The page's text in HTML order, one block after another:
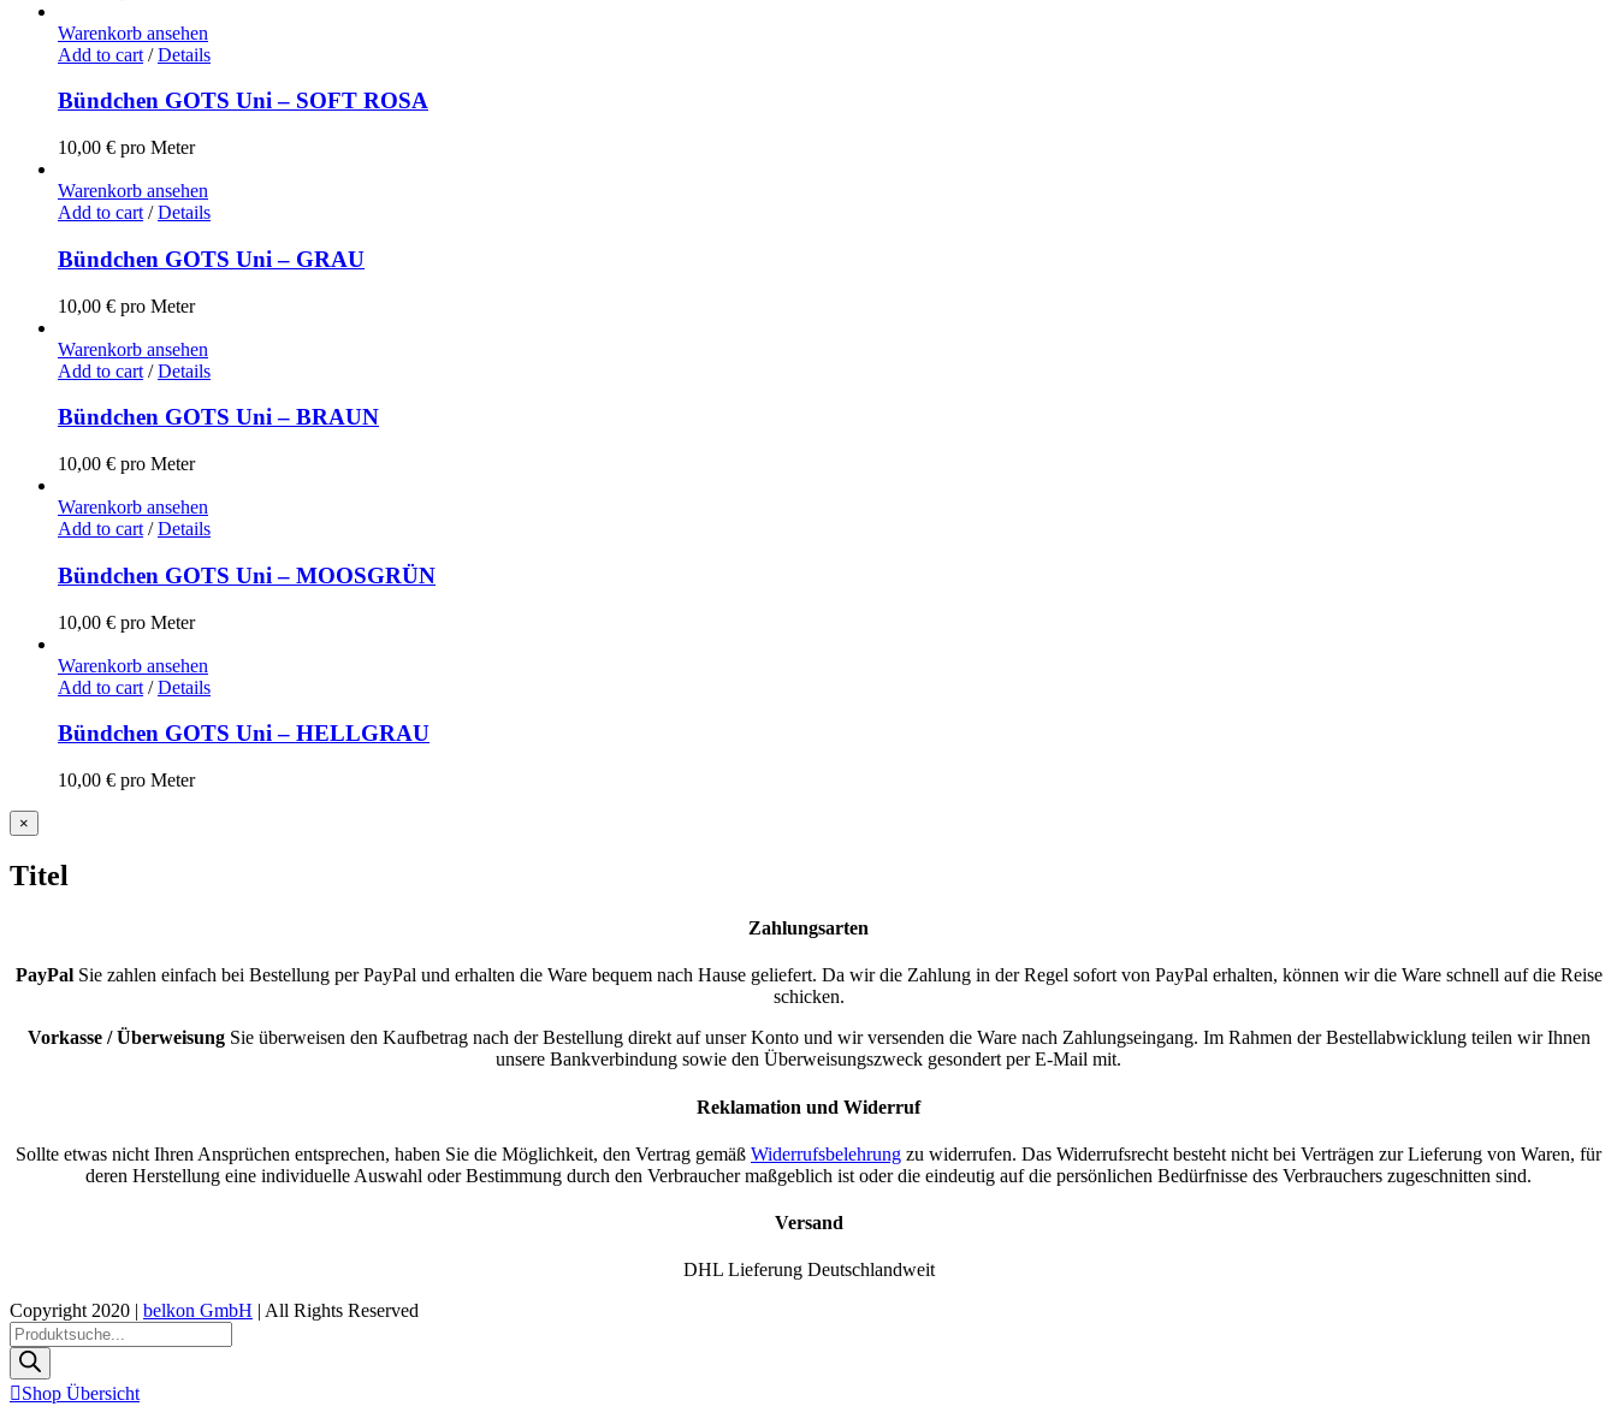
Warenkorb ansehen
Add to cart / Details
Bündchen GOTS Uni – SOFT ROSA
10,00 € pro Meter
Warenkorb ansehen
Add to cart / Details
Bündchen GOTS Uni – GRAU
10,00 € pro Meter
Warenkorb ansehen
Add to cart / Details
Bündchen GOTS Uni – BRAUN
10,00 € pro Meter
Warenkorb ansehen
Add to cart / Details
Bündchen GOTS Uni – MOOSGRÜN
10,00 € pro Meter
Warenkorb ansehen
Add to cart / Details
Bündchen GOTS Uni – HELLGRAU
10,00 € pro Meter
Close
product
view
×
Titel
Zahlungsarten
PayPal Sie zahlen einfach bei Bestellung per PayPal und erhalten die Ware bequem nach Hause geliefert. Da wir die Zahlung in der Regel sofort von PayPal erhalten, können wir die Ware schnell auf die Reise
schicken.
Vorkasse / Überweisung Sie überweisen den Kaufbetrag nach der Bestellung direkt auf unser Konto und wir versenden die Ware nach Zahlungseingang. Im Rahmen der Bestellabwicklung teilen wir Ihnen
unsere Bankverbindung sowie den Überweisungszweck gesondert per E-Mail mit.
Reklamation und Widerruf
Sollte etwas nicht Ihren Ansprüchen entsprechen, haben Sie die Möglichkeit, den Vertrag gemäß Widerrufsbelehrung zu widerrufen. Das Widerrufsrecht besteht nicht bei Verträgen zur Lieferung von Waren, für
deren Herstellung eine individuelle Auswahl oder Bestimmung durch den Verbraucher maßgeblich ist oder die eindeutig auf die persönlichen Bedürfnisse des Verbrauchers zugeschnitten sind.
Versand
DHL Lieferung Deutschlandweit
Copyright 2020 | belkon GmbH | All Rights Reserved
Facebook
Instagram
E-
Mail
Phone
Toggle
Sliding
Bar
Area
Products
search
Shop Übersicht